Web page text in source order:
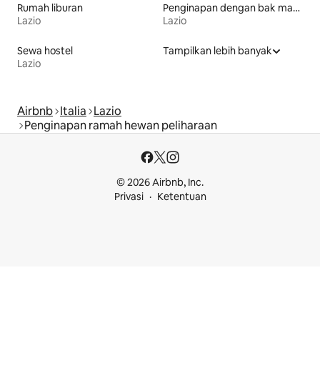
Rumah liburan
Lazio
Penginapan dengan bak mandi air panas
Lazio
Sewa hostel
Lazio
Tampilkan lebih banyak
Airbnb Italia Lazio
Penginapan ramah hewan peliharaan
© 2026 Airbnb, Inc.
Privasi
Ketentuan